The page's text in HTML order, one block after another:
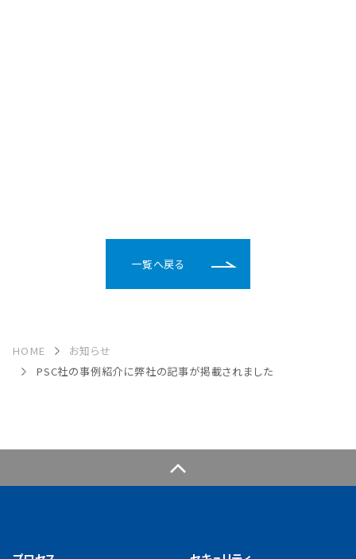
一覧へ戻る
HOME
お知らせ
PSC社の事例紹介に弊社の記事が掲載されました